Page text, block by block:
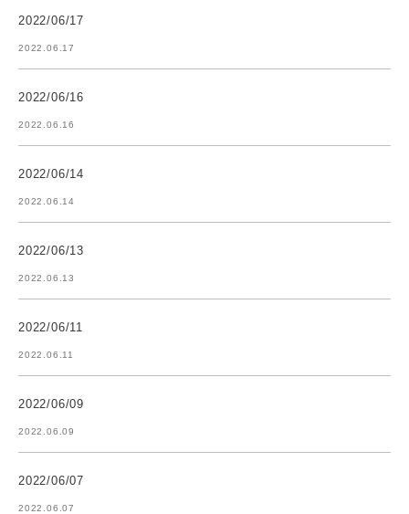
2022/06/17
2022.06.17
2022/06/16
2022.06.16
2022/06/14
2022.06.14
2022/06/13
2022.06.13
2022/06/11
2022.06.11
2022/06/09
2022.06.09
2022/06/07
2022.06.07